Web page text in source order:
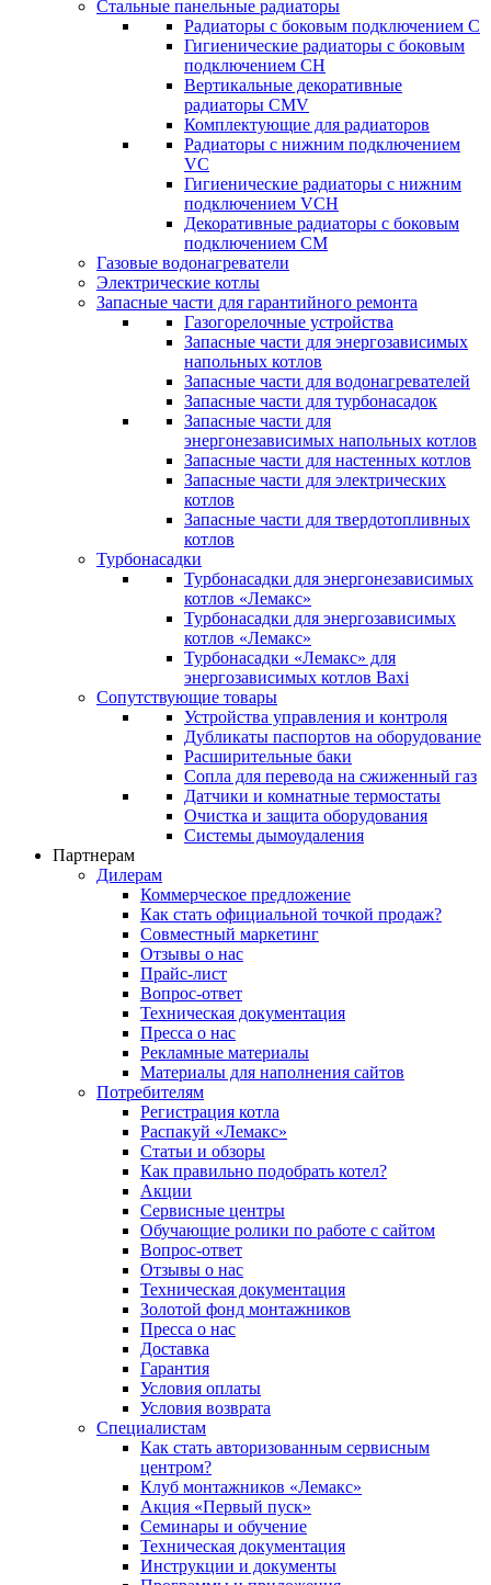
Стальные панельные радиаторы
Радиаторы c боковым подключением C
Гигиенические радиаторы c боковым
подключением CH
Вертикальные декоративные
радиаторы CMV
Комплектующие для радиаторов
Радиаторы c нижним подключением
VC
Гигиенические радиаторы c нижним
подключением VCH
Декоративные радиаторы с боковым
подключением CM
Газовые водонагреватели
Электрические котлы
Запасные части для гарантийного ремонта
Газогорелочные устройства
Запасные части для энергозависимых
напольных котлов
Запасные части для водонагревателей
Запасные части для турбонасадок
Запасные части для
энергонезависимых напольных котлов
Запасные части для настенных котлов
Запасные части для электрических
котлов
Запасные части для твердотопливных
котлов
Турбонасадки
Турбонасадки для энергонезависимых
котлов «Лемакс»
Турбонасадки для энергозависимых
котлов «Лемакс»
Турбонасадки «Лемакс» для
энергозависимых котлов Baxi
Сопутствующие товары
Устройства управления и контроля
Дубликаты паспортов на оборудование
Расширительные баки
Сопла для перевода на сжиженный газ
Датчики и комнатные термостаты
Очистка и защита оборудования
Системы дымоудаления
Партнерам
Дилерам
Коммерческое предложение
Как стать официальной точкой продаж?
Совместный маркетинг
Отзывы о нас
Прайс-лист
Вопрос-ответ
Техническая документация
Пресса о нас
Рекламные материалы
Материалы для наполнения сайтов
Потребителям
Регистрация котла
Распакуй «Лемакс»
Статьи и обзоры
Как правильно подобрать котел?
Акции
Сервисные центры
Обучающие ролики по работе с сайтом
Вопрос-ответ
Отзывы о нас
Техническая документация
Золотой фонд монтажников
Пресса о нас
Доставка
Гарантия
Условия оплаты
Условия возврата
Специалистам
Как стать авторизованным сервисным
центром?
Клуб монтажников «Лемакс»
Акция «Первый пуск»
Семинары и обучение
Техническая документация
Инструкции и документы